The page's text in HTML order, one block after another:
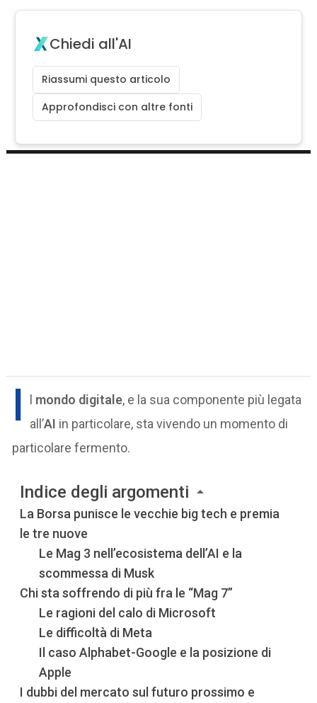
Chiedi all'AI
Riassumi questo articolo
Approfondisci con altre fonti
I l mondo digitale, e la sua componente più legata
all’AI in particolare, sta vivendo un momento di
particolare fermento.
Indice degli argomenti
La Borsa punisce le vecchie big tech e premia
le tre nuove
Le Mag 3 nell’ecosistema dell’AI e la
scommessa di Musk
Chi sta soffrendo di più fra le “Mag 7”
Le ragioni del calo di Microsoft
Le difficoltà di Meta
Il caso Alphabet-Google e la posizione di
Apple
I dubbi del mercato sul futuro prossimo e